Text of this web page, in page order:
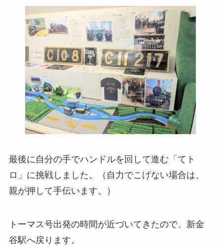
最後に自分の手でハンドルを回して進む「てト
ロ」に挑戦しました。（自力でこげない場合は、
親が押して手伝います。）
トーマス号出発の時間が近づいてきたので、新金
谷駅へ戻ります。